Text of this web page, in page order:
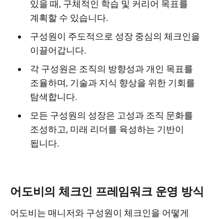
있을 때, 구체적인 학습 및 커리어 목표를
계획할 수 있습니다.
구성원이 주도적으로 성장 중심의 체크인을
이끌어갑니다.
각 구성원은 조직의 방향성과 개인 목표를
조율하며, 기술과 지식 향상을 위한 기회를
탐색합니다.
모든 구성원의 성장은 고성과 조직 문화를
조성하고, 미래 리더를 육성하는 기반이
됩니다.
어도비의 체크인 프레임워크 운영 방식
어도비는 매니저와 구성원이 체크인을 어떻게